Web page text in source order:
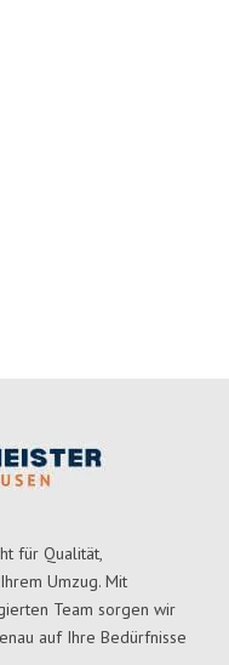
für Qualität,
Umzug. Mit
Team sorgen wir
auf Ihre Bedürfnisse